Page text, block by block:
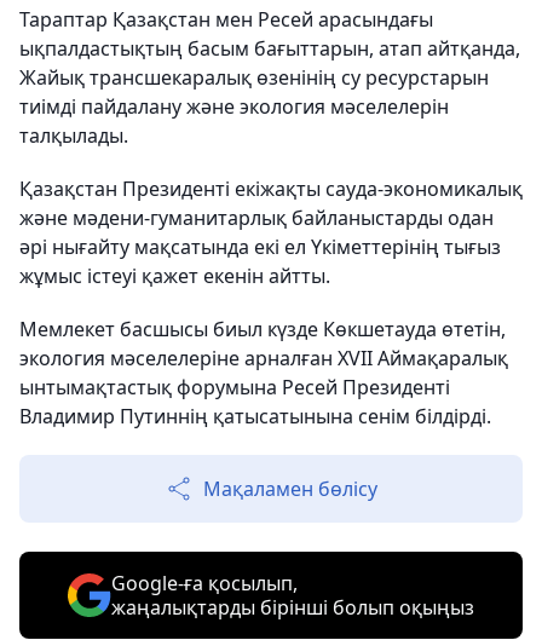
Тараптар Қазақстан мен Ресей арасындағы
ықпалдастықтың басым бағыттарын, атап айтқанда,
Жайық трансшекаралық өзенінің су ресурстарын
тиімді пайдалану және экология мәселелерін
талқылады.
Қазақстан Президенті екіжақты сауда-экономикалық
және мәдени-гуманитарлық байланыстарды одан
әрі нығайту мақсатында екі ел Үкіметтерінің тығыз
жұмыс істеуі қажет екенін айтты.
Мемлекет басшысы биыл күзде Көкшетауда өтетін,
экология мәселелеріне арналған XVII Аймақаралық
ынтымақтастық форумына Ресей Президенті
Владимир Путиннің қатысатынына сенім білдірді.
Мақаламен бөлісу
Google-ға қосылып,
жаңалықтарды бірінші болып оқыңыз